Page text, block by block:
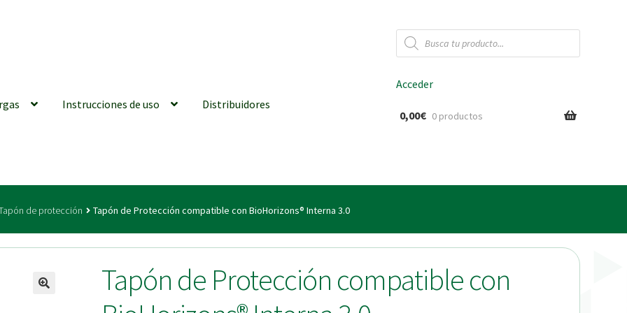
Búsqueda
de
productos
Instrucciones de uso Distribuidores
generales Conexiones CAD CAM Distribuidores Finalizar Pedido
| Tienda Online!
Acceder
0,00€ 0 productos
de protección Tapón de Protección compatible con BioHorizons® Interna 3.0
Tapón de Protección compatible con